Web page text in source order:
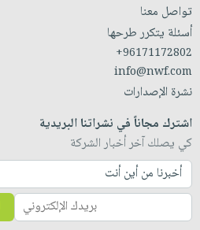
تواصل معنا
أسئلة يتكرر طرحها
+96171172802
info@nwf.com
نشرة الإصدارات
اشترك مجاناً في نشراتنا البريدية
كي يصلك آخر أخبار الشركة